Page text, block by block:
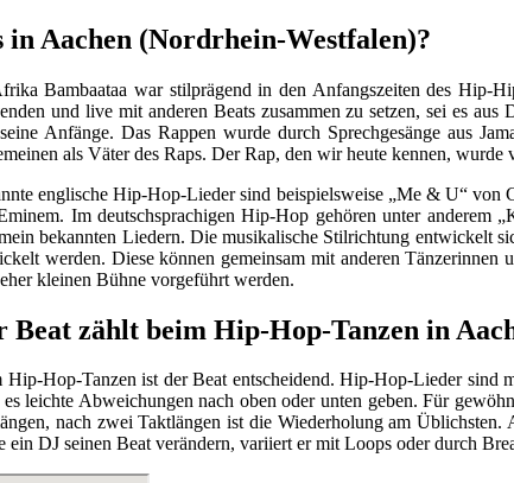
Aachen (Nordrhein-Westfalen)?
Bambaataa war stilprägend in den Anfangszeiten des Hip-
und live mit anderen Beats zusammen zu setzen, sei es
Anfänge. Das Rappen wurde durch Sprechgesänge aus
als Väter des Raps. Der Rap, den wir heute kennen,
englische Hip-Hop-Lieder sind beispielsweise „Me & U“
Im deutschsprachigen Hip-Hop gehören unter anderem
bekannten Liedern. Die musikalische Stilrichtung entwickelt
werden. Diese können gemeinsam mit anderen Tänzerinnen
kleinen Bühne vorgeführt werden.
Beat zählt beim Hip-Hop-Tanzen in
Hip-Hop-Tanzen ist der Beat entscheidend. Hip-Hop-Lieder sind
leichte Abweichungen nach oben oder unten geben. Für
nach zwei Taktlängen ist die Wiederholung am
DJ seinen Beat verändern, variiert er mit Loops oder durch